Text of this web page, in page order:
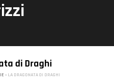
di Draghi
» LA DRAGONATA DI DRAGHI